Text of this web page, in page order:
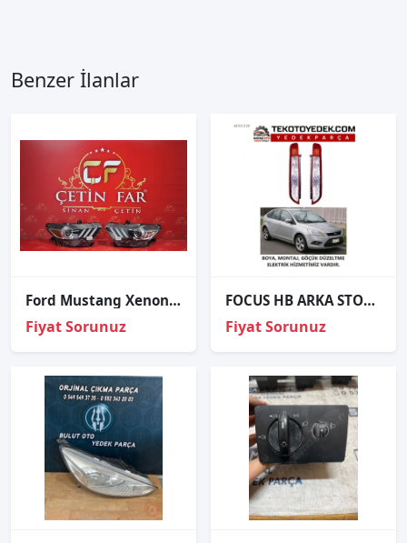
Benzer İlanlar
Ford Mustang Xenon Sağ Sol Far Dolu
Fiyat Sorunuz
FOCUS HB ARKA STOP SAĞ SOL 2008 2009 2010 2011 2012 / KAMPANYA
Fiyat Sorunuz